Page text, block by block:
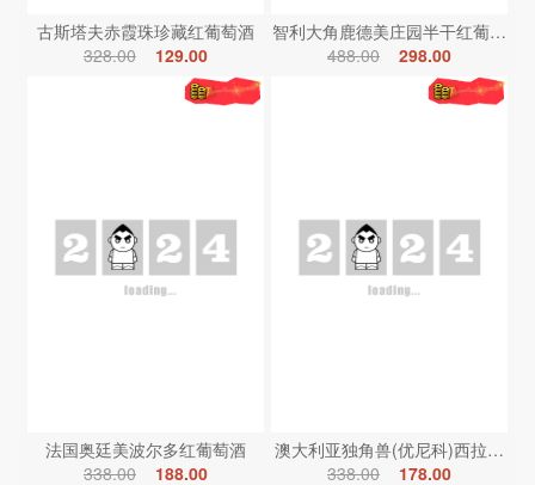
古斯塔夫赤霞珠珍藏红葡萄酒
328.00
129.00
智利大角鹿德美庄园半干红葡萄酒
488.00
298.00
法国奥廷美波尔多红葡萄酒
338.00
188.00
澳大利亚独角兽(优尼科)西拉红葡
338.00
178.00